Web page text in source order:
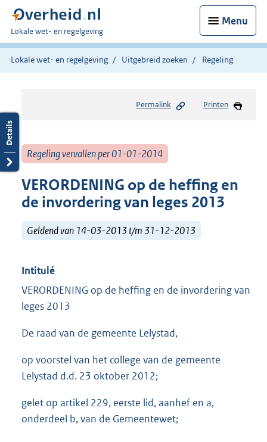
Menu
U
bent
hier:
Lokale wet- en regelgeving
Lokale wet- en regelgeving Uitgebreid zoeken Regeling
Permalink Printen
Regeling vervallen per 01-01-2014
VERORDENING op de heffing en
de invordering van leges 2013
Geldend van 14-03-2013 t/m 31-12-2013
Intitulé
VERORDENING op de heffing en de invordering van
leges 2013
De raad van de gemeente Lelystad,
op voorstel van het college van de gemeente
Lelystad d.d. 23 oktober 2012;
gelet op artikel 229, eerste lid, aanhef en a,
onderdeel b, van de Gemeentewet;